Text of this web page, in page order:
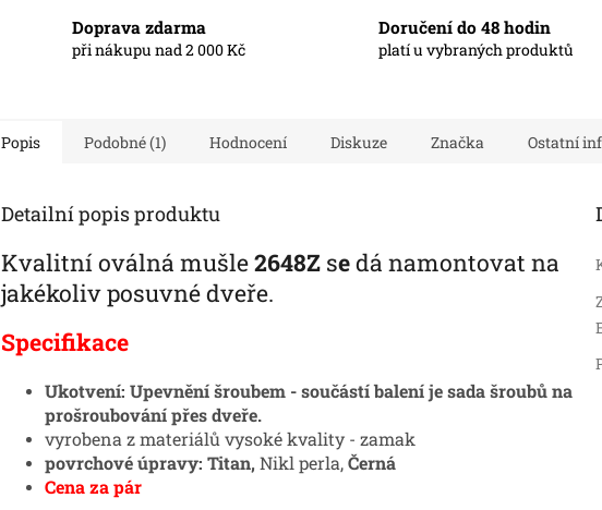
Doprava zdarma
při nákupu nad 2 000 Kč
Doručení do 48 hodin
platí u vybraných produktů
Popis Podobné (1) Hodnocení Diskuze Značka Ostatní
Detailní popis produktu
Kvalitní oválná mušle2648Z sedá namontovat na
jakékoliv posuvné dveře.
Specifikace
Ukotvení: Upevnění šroubem - součástí balení je sada šroubů na
prošroubování přes dveře.
vyrobena z materiálů vysoké kvality - zamak
povrchové úpravy: Titan, Nikl perla,Černá
Cena za pár